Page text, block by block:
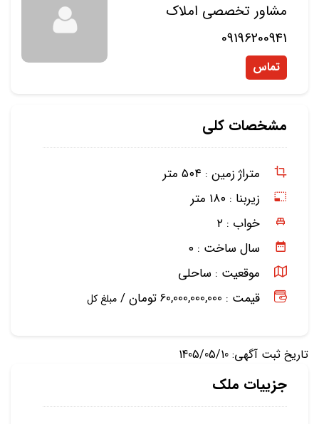
مشاور تخصصی املاک
09196200941
تماس
مشخصات کلی
متراژ زمین : ۵۰۴ متر
زیربنا : ۱۸۰ متر
خواب : ۲
سال ساخت : ۰
موقعیت : ساحلی
قیمت : 60,000,000,000 تومان /
مبلغ کل
تاریخ ثبت آگهی: 1405/05/10
جزییات ملک